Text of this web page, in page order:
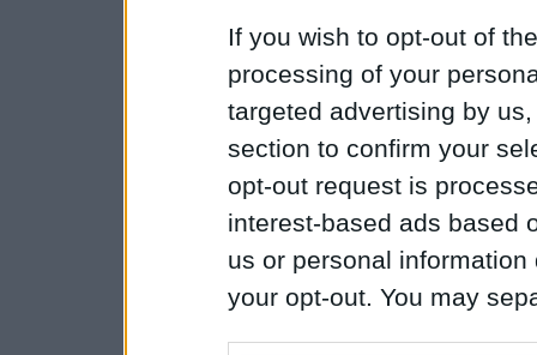
If you wish to opt-out of
processing of your
targeted advertising by
section to confirm your
opt-out request is
interest-based ads based
us or personal
your opt-out. You may